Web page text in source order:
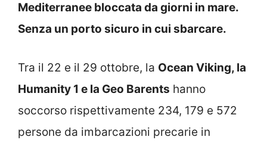
Mediterranee bloccata da giorni in mare.
Senza un porto sicuro in cui sbarcare.
Tra il 22 e il 29 ottobre, la Ocean Viking, la
Humanity 1 e la Geo Barents hanno
soccorso rispettivamente 234, 179 e 572
persone da imbarcazioni precarie in